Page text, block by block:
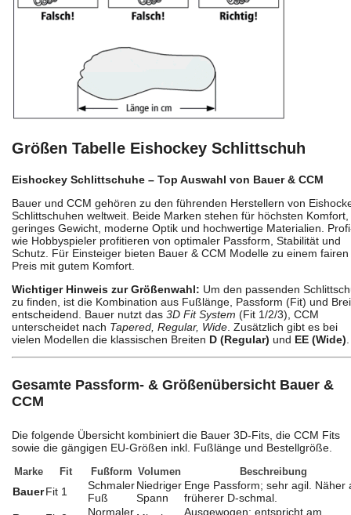
Größen Tabelle Eishockey Schlittschuh
Eishockey Schlittschuhe – Top Auswahl von Bauer & CCM
Bauer und CCM gehören zu den führenden Herstellern von
Schlittschuhen weltweit. Beide Marken stehen für höchsten Komfort,
geringes Gewicht, moderne Optik und hochwertige Materialien.
wie Hobbyspieler profitieren von optimaler Passform, Stabilität und
Schutz. Für Einsteiger bieten Bauer & CCM Modelle zu einem fairen
Preis mit gutem Komfort.
Wichtiger Hinweis zur Größenwahl: Um den passenden
zu finden, ist die Kombination aus Fußlänge, Passform (Fit) und
entscheidend. Bauer nutzt das 3D Fit System (Fit 1/2/3), CCM
unterscheidet nach Tapered, Regular, Wide . Zusätzlich gibt es bei
vielen Modellen die klassischen Breiten D (Regular) und EE (Wide)
Gesamte Passform- & Größenübersicht Bauer &
CCM
Die folgende Übersicht kombiniert die Bauer 3D-Fits, die CCM Fits
sowie die gängigen EU-Größen inkl. Fußlänge und Bestellgröße.
Marke Fit Fußform Volumen Beschreibung
BauerFit 1
Schmaler
Fuß
Niedriger
Spann
Enge Passform; sehr agil. Näher
früherer D‑schmal.
Normaler Ausgewogen; entspricht am